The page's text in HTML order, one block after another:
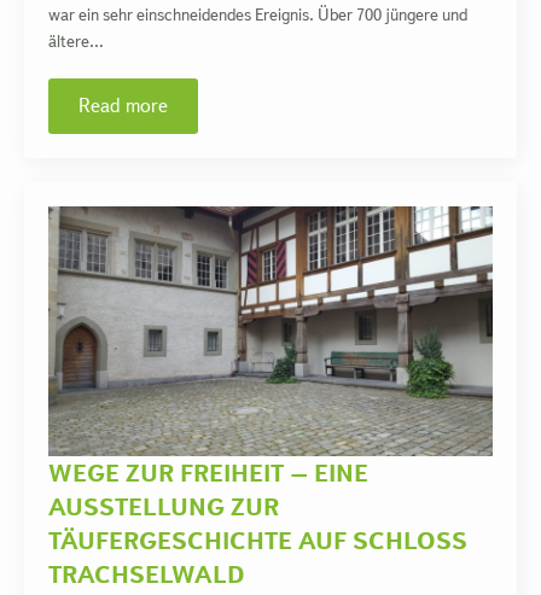
war ein sehr einschneidendes Ereignis. Über 700 jüngere und
ältere…
Read more
WEGE ZUR FREIHEIT – EINE
AUSSTELLUNG ZUR
TÄUFERGESCHICHTE AUF SCHLOSS
TRACHSELWALD